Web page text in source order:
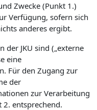
Zwecke (Punkt 1.)
Verfügung, sofern sich
anderes ergibt.
der JKU sind („externe
eine
Für den Zugang zur
der
zur Verarbeitung
2. entsprechend.